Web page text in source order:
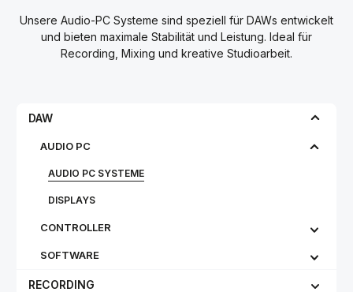
Unsere Audio-PC Systeme sind speziell für DAWs entwickelt
und bieten maximale Stabilität und Leistung. Ideal für
Recording, Mixing und kreative Studioarbeit.
DAW
AUDIO PC
AUDIO PC SYSTEME
DISPLAYS
CONTROLLER
SOFTWARE
RECORDING